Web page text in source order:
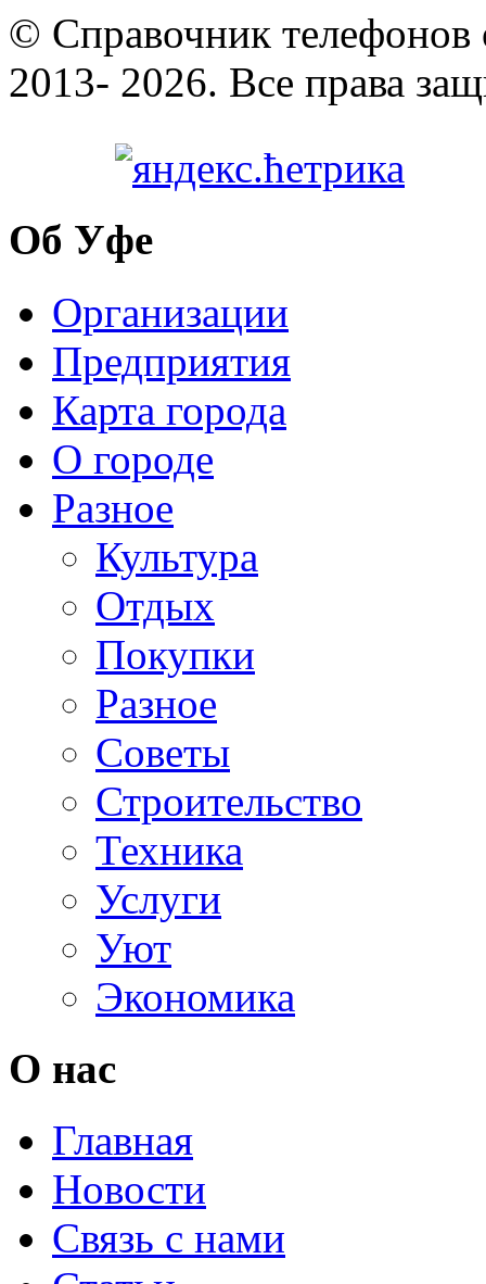
© Cправочник телефонов
2013- 2026. Все права
Об Уфе
Организации
Предприятия
Карта города
О городе
Разное
Культура
Отдых
Покупки
Разное
Советы
Строительство
Техника
Услуги
Уют
Экономика
О нас
Главная
Новости
Связь с нами